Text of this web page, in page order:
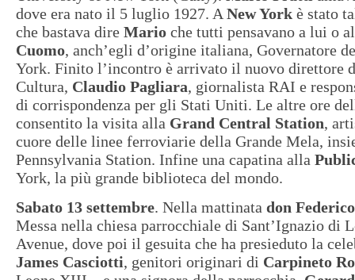
dove era nato il 5 luglio 1927. A New York è stato
che bastava dire Mario che tutti pensavano a lui o
Cuomo, anch’egli d’origine italiana, Governatore
York. Finito l’incontro è arrivato il nuovo direttore
Cultura, Claudio Pagliara, giornalista RAI e
di corrispondenza per gli Stati Uniti. Le altre ore
consentito la visita alla Grand Central Station,
cuore delle linee ferroviarie della Grande Mela,
Pennsylvania Station. Infine una capatina alla
York, la più grande biblioteca del mondo.
Sabato 13 settembre. Nella mattinata don Federico
Messa nella chiesa parrocchiale di Sant’Ignazio di
Avenue, dove poi il gesuita che ha presieduto la
James Casciotti, genitori originari di Carpineto